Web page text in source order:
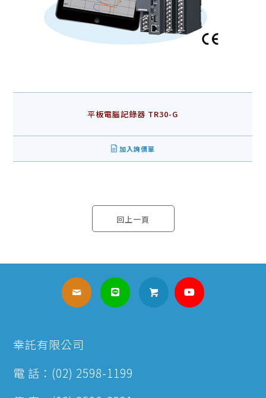
平板電腦記錄器 TR30-G
加入詢價單
回上一頁
幸託有限公司
電 話：(02) 2598-1199